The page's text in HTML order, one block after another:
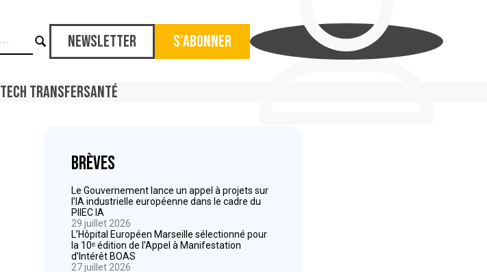
Newsletter S'abonner
Tech TransferSanté
Brèves
Le Gouvernement lance un appel à projets sur
l’IA industrielle européenne dans le cadre du
PIIEC IA
29 juillet 2026
L’Hôpital Européen Marseille sélectionné pour
la 10ᵉ édition de l’Appel à Manifestation
d’Intérêt BOAS
27 juillet 2026